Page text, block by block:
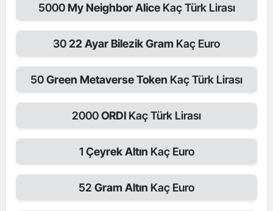
5000My Neighbor Alice Kaç Türk Lirası
3022 Ayar Bilezik Gram Kaç Euro
50Green Metaverse Token Kaç Türk Lirası
2000ORDI Kaç Türk Lirası
1 Çeyrek Altın Kaç Euro
52 Gram Altın Kaç Euro